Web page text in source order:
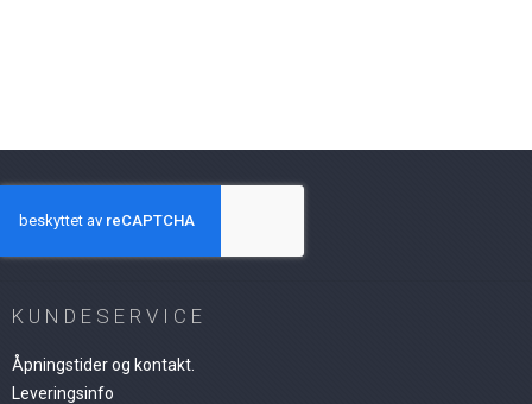
KUNDESERVICE
Åpningstider og kontakt.
Leveringsinfo